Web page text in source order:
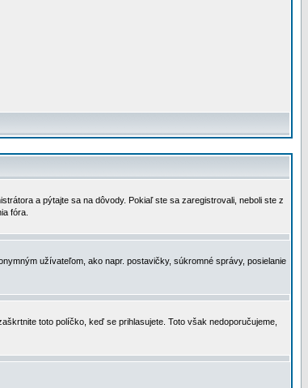
a pýtajte sa na dôvody. Pokiaľ ste sa zaregistrovali, neboli ste z
fóra.
užívateľom, ako napr. postavičky, súkromné správy, posielanie
toto políčko, keď se prihlasujete. Toto však nedoporučujeme,